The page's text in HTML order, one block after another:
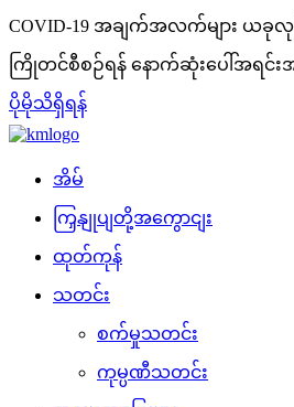
COVID-19 အချက်အလက်များ ယခုလု
ကြိုတင်စီစဉ်ရန် နောက်ဆုံးပေါ်အရင်းအ
ပိုမိုသိရှိရန်
အိမ်
ကြှနျုပျတို့အကွောငျး
ထုတ်ကုန်
သတင်း
စက်မှုသတင်း
ကုမ္ပဏီသတင်း